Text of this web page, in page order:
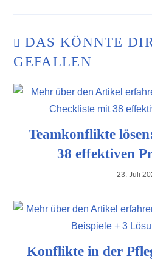
DAS KÖNNTE
GEFALLEN
Teamkonflikte
38 effektiven
23. Juli
Konflikte in der